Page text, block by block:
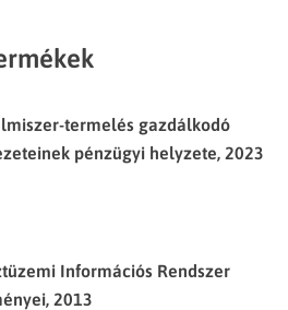
termelés gazdálkodó
pénzügyi helyzete, 2023
Információs Rendszer
2013